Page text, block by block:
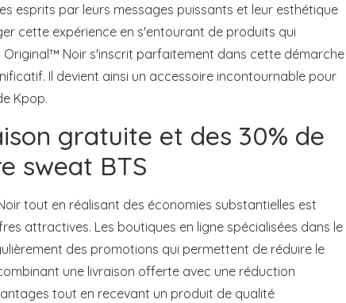
esprits par leurs messages puissants et leur esthétique
cette expérience en s'entourant de produits qui
Noir s'inscrit parfaitement dans cette démarche
Il devient ainsi un accessoire incontournable pour
Kpop.
gratuite et des 30% de
sweat BTS
tout en réalisant des économies substantielles est
attractives. Les boutiques en ligne spécialisées dans le
des promotions qui permettent de réduire le
une livraison offerte avec une réduction
tout en recevant un produit de qualité